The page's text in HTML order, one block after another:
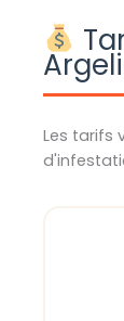
Les tarifs